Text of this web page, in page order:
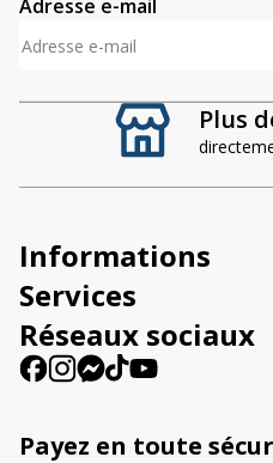
Plus
Adresse e-mail
A
t
i
v
e
:
Informations
Services
Réseaux sociaux
Payez en toute